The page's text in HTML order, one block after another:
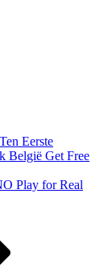
Ten Eerste
België Get Free
Play for Real